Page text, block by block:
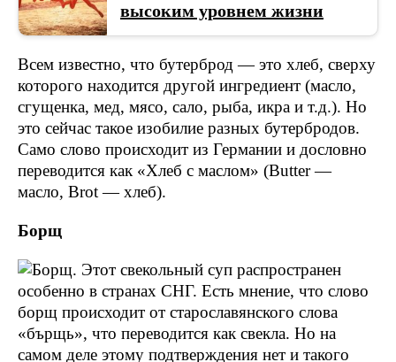
высоким уровнем жизни
Всем известно, что бутерброд — это хлеб, сверху
которого находится другой ингредиент (масло,
сгущенка, мед, мясо, сало, рыба, икра и т.д.). Но
это сейчас такое изобилие разных бутербродов.
Само слово происходит из Германии и дословно
переводится как «Хлеб с маслом» (Butter —
масло, Brot — хлеб).
Борщ